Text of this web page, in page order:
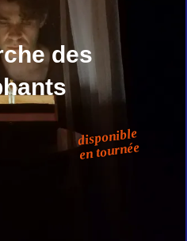
des
disponible
en tournée